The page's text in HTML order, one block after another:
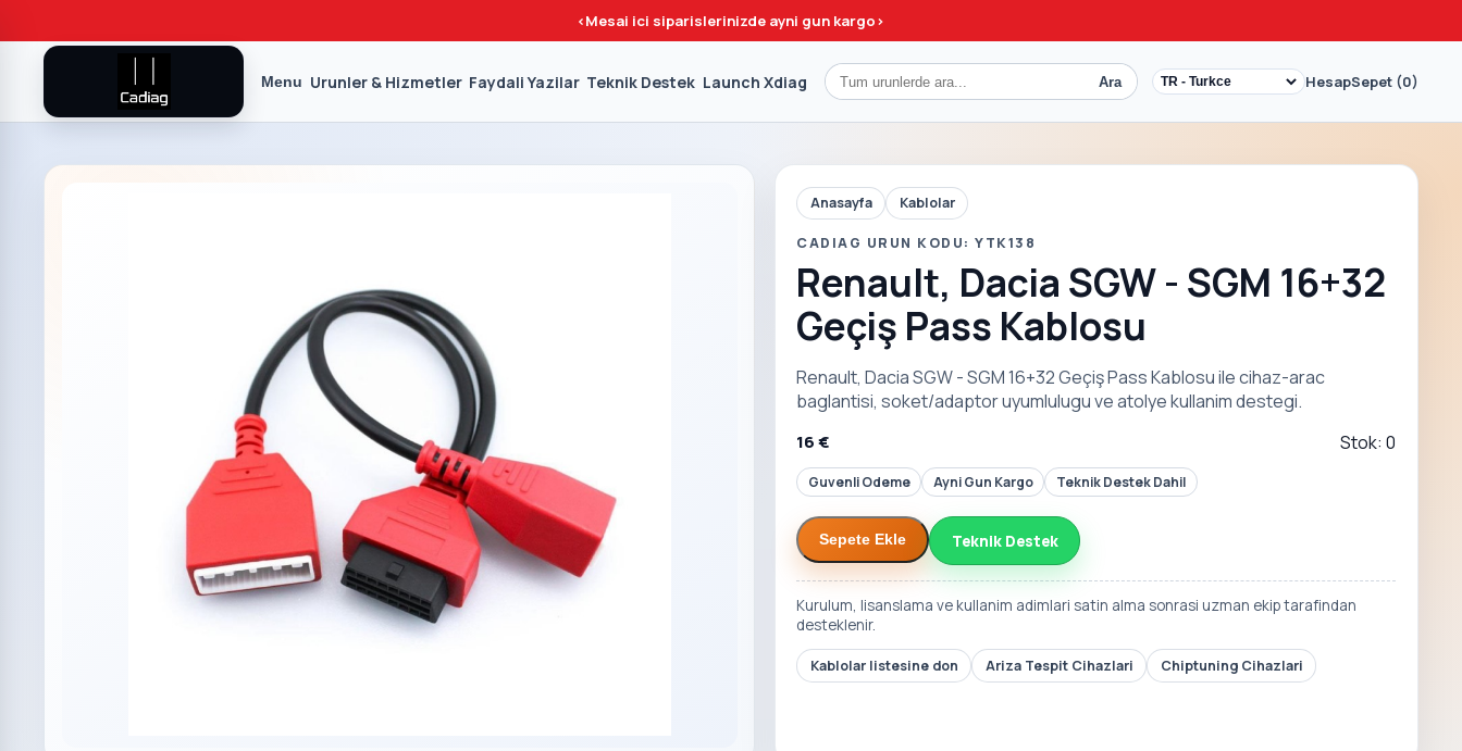
<Mesai ici siparislerinizde ayni gun kargo>
Menu Urunler & Hizmetler Faydali Yazilar Teknik Destek Launch Xdiag Ara HesapSepet (0)
Anasayfa Kablolar
CADIAG URUN KODU: YTK138
Renault, Dacia SGW - SGM 16+32
Geçiş Pass Kablosu
Renault, Dacia SGW - SGM 16+32 Geçiş Pass Kablosu ile cihaz-arac
baglantisi, soket/adaptor uyumlulugu ve atolye kullanim destegi.
16 € Stok: 0
Guvenli Odeme Ayni Gun Kargo Teknik Destek Dahil
Sepete Ekle Teknik Destek
Kurulum, lisanslama ve kullanim adimlari satin alma sonrasi uzman ekip tarafindan
desteklenir.
Kablolar listesine don Ariza Tespit Cihazlari Chiptuning Cihazlari